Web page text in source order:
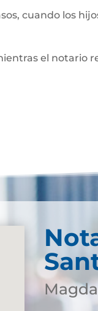
cuando los
el notario